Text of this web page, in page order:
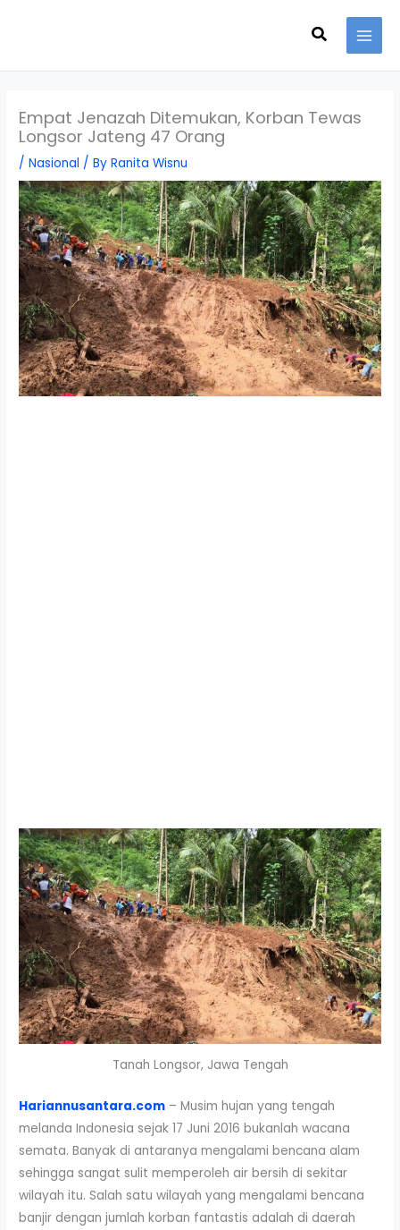
Search
Empat Jenazah Ditemukan, Korban Tewas
Longsor Jateng 47 Orang
/Nasional / ByRanita Wisnu
Tanah Longsor, Jawa Tengah
Hariannusantara.com – Musim hujan yang tengah
melanda Indonesia sejak 17 Juni 2016 bukanlah wacana
semata. Banyak di antaranya mengalami bencana alam
sehingga sangat sulit memperoleh air bersih di sekitar
wilayah itu. Salah satu wilayah yang mengalami bencana
banjir dengan jumlah korban fantastis adalah di daerah